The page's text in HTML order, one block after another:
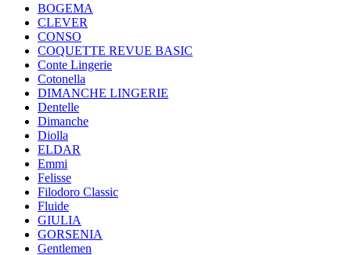
BOGEMA
CLEVER
CONSO
COQUETTE REVUE BASIC
Conte Lingerie
Cotonella
DIMANCHE LINGERIE
Dentelle
Dimanche
Diolla
ELDAR
Emmi
Felisse
Filodoro Classic
Fluide
GIULIA
GORSENIA
Gentlemen